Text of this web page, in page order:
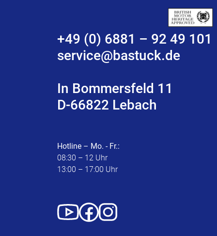
+49 (0) 6881 – 92 49 101
service@bastuck.de
In Bommersfeld 11
D-66822 Lebach
Hotline – Mo. - Fr.:
08:30 – 12 Uhr
13:00 – 17:00 Uhr